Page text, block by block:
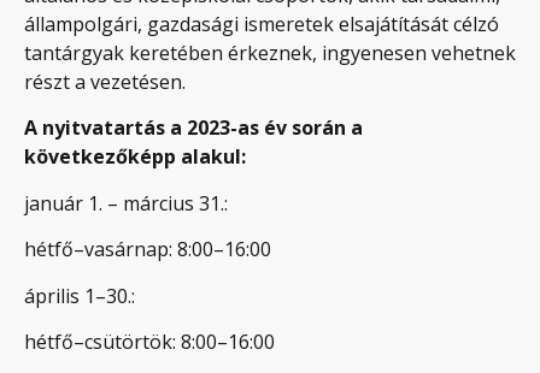
állampolgári, gazdasági ismeretek elsajátítását célzó
tantárgyak keretében érkeznek, ingyenesen vehetnek
részt a vezetésen.
A nyitvatartás a 2023-as év során a
következőképp alakul:
január 1. – március 31.:
hétfő–vasárnap: 8:00–16:00
április 1–30.:
hétfő–csütörtök: 8:00–16:00